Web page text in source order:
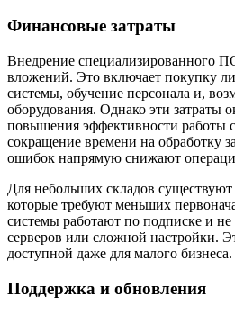
Финансовые затраты
Внедрение специализированного
вложений. Это включает покупку
системы, обучение персонала и,
оборудования. Однако эти затраты
повышения эффективности работы
сокращение времени на обработку
ошибок напрямую снижают
Для небольших складов
которые требуют меньших
системы работают по подписке и
серверов или сложной настройки.
доступной даже для малого бизнеса.
Поддержка и обновления